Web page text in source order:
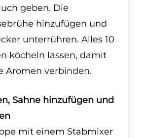
geben. Die
hinzufügen und
unterrühren. Alles 10
köcheln lassen, damit
Aromen verbinden.
Sahne hinzufügen und
mit einem Stabmixer